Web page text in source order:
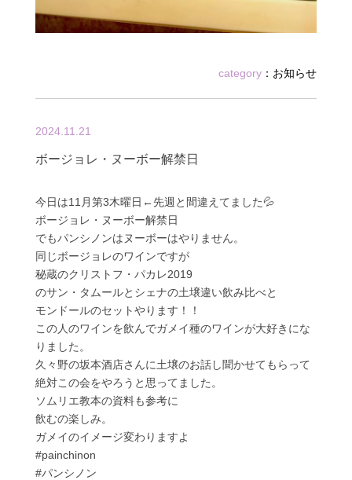
category ： お知らせ
2024.11.21
ボージョレ・ヌーボー解禁日
今日は11月第3木曜日←先週と間違えてました💦
ボージョレ・ヌーボー解禁日
でもパンシノンはヌーボーはやりません。
同じボージョレのワインですが
秘蔵のクリストフ・パカレ2019
のサン・タムールとシェナの土壌違い飲み比べと
モンドールのセットやります！！
この人のワインを飲んでガメイ種のワインが大好きにな
りました。
久々野の坂本酒店さんに土壌のお話し聞かせてもらって
絶対この会をやろうと思ってました。
ソムリエ教本の資料も参考に
飲むの楽しみ。
ガメイのイメージ変わりますよ
#painchinon
#パンシノン